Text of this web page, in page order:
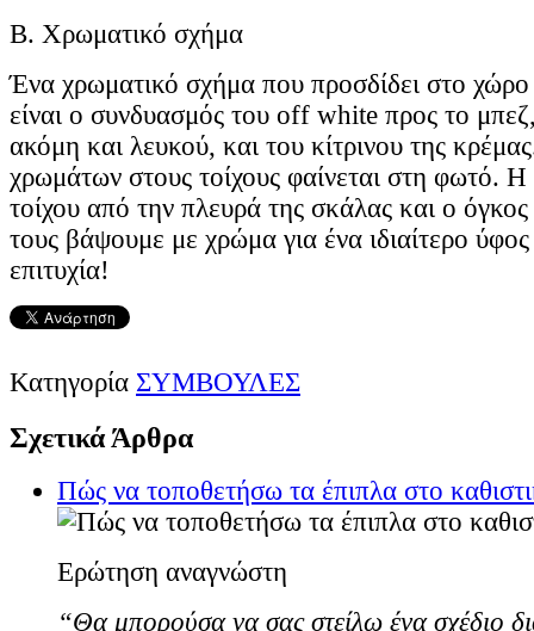
Β. Χρωματικό σχήμα
Ένα χρωματικό σχήμα που προσδίδει στο
είναι ο συνδυασμός του off white προς το
ακόμη και λευκού, και του κίτρινου της
χρωμάτων στους τοίχους φαίνεται στη φωτό. Η
τοίχου από την πλευρά της σκάλας και ο
τους βάψουμε με χρώμα για ένα ιδιαίτερο
επιτυχία!
Κατηγορία ΣΥΜΒΟΥΛΕΣ
Σχετικά Άρθρα
Πώς να τοποθετήσω τα έπιπλα στο
Ερώτηση αναγνώστη
“Θα μπορούσα να σας στείλω ένα σχέδιο